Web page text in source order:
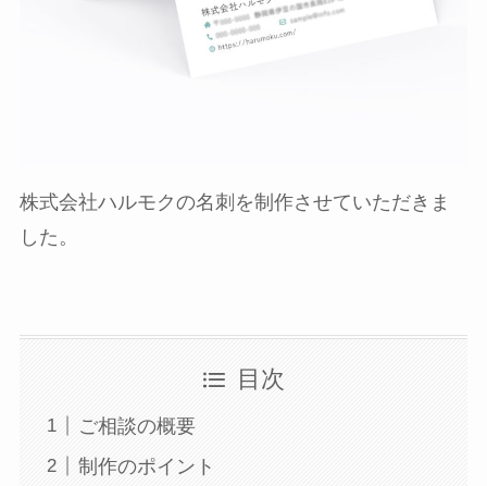
株式会社ハルモクの名刺を制作させていただきま
した。
目次
ご相談の概要
制作のポイント